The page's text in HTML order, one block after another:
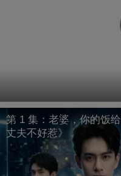
第 1 集：老婆，你的饭
丈夫不好惹》